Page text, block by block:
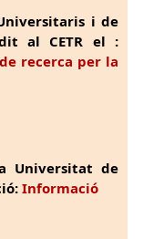
i de
al CETR el :
recerca per la
Universitat de
Informació